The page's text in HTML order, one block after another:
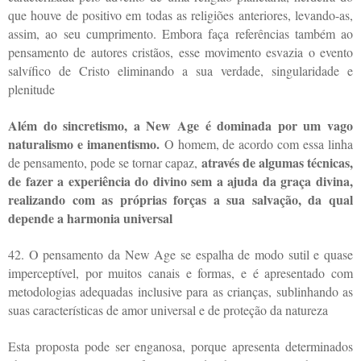
que houve de positivo em todas as religiões anteriores, levando-as,
assim, ao seu cumprimento. Embora faça referências também ao
pensamento de autores cristãos, esse movimento esvazia o evento
salvífico de Cristo eliminando a sua verdade, singularidade e
plenitude
Além do sincretismo, a New Age é dominada por um vago
naturalismo e imanentismo.O homem, de acordo com essa linha
de pensamento, pode se tornar capaz, através de algumas técnicas,
de fazer a experiência do divino sem a ajuda da graça divina,
realizando com as próprias forças a sua salvação, da qual
depende a harmonia universal
42. O pensamento da New Age se espalha de modo sutil e quase
imperceptível, por muitos canais e formas, e é apresentado com
metodologias adequadas inclusive para as crianças, sublinhando as
suas características de amor universal e de proteção da natureza
Esta proposta pode ser enganosa, porque apresenta determinados